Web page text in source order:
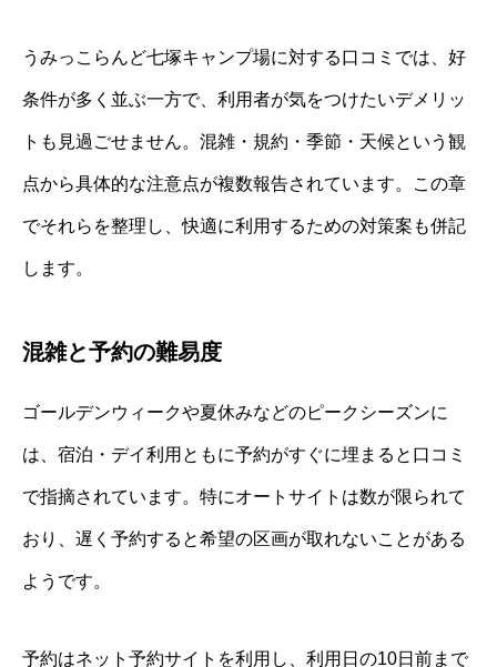
うみっこらんど七塚キャンプ場に対する口コミでは、好
条件が多く並ぶ一方で、利用者が気をつけたいデメリッ
トも見過ごせません。混雑・規約・季節・天候という観
点から具体的な注意点が複数報告されています。この章
でそれらを整理し、快適に利用するための対策案も併記
します。
混雑と予約の難易度
ゴールデンウィークや夏休みなどのピークシーズンに
は、宿泊・デイ利用ともに予約がすぐに埋まると口コミ
で指摘されています。特にオートサイトは数が限られて
おり、遅く予約すると希望の区画が取れないことがある
ようです。
予約はネット予約サイトを利用し、利用日の10日前まで